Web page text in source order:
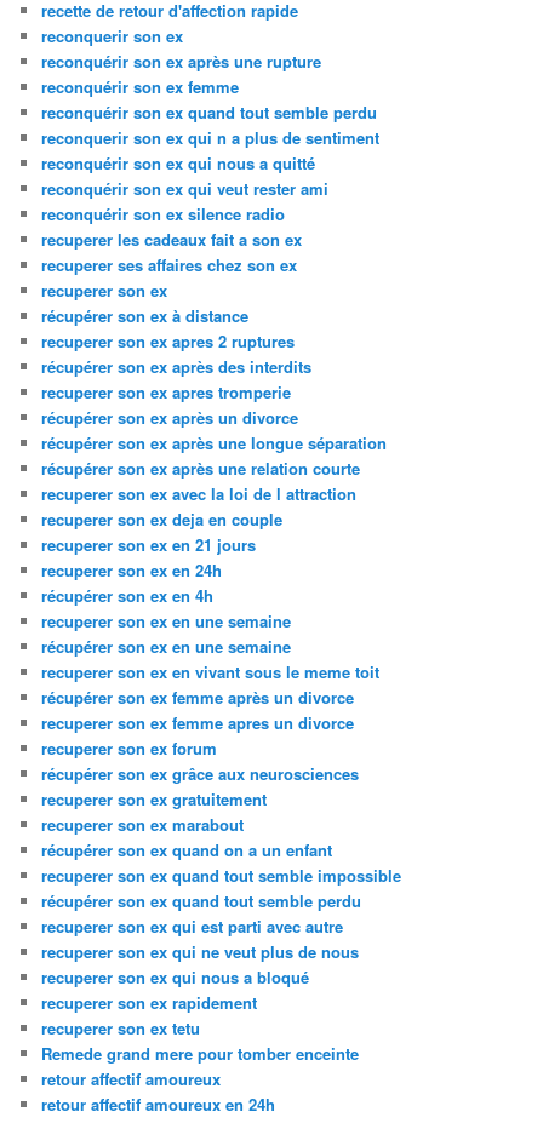
recette de retour d'affection rapide
reconquerir son ex
reconquérir son ex après une rupture
reconquérir son ex femme
reconquérir son ex quand tout semble perdu
reconquerir son ex qui n a plus de sentiment
reconquérir son ex qui nous a quitté
reconquérir son ex qui veut rester ami
reconquérir son ex silence radio
recuperer les cadeaux fait a son ex
recuperer ses affaires chez son ex
recuperer son ex
récupérer son ex à distance
recuperer son ex apres 2 ruptures
récupérer son ex après des interdits
recuperer son ex apres tromperie
récupérer son ex après un divorce
récupérer son ex après une longue séparation
récupérer son ex après une relation courte
recuperer son ex avec la loi de l attraction
recuperer son ex deja en couple
recuperer son ex en 21 jours
recuperer son ex en 24h
récupérer son ex en 4h
recuperer son ex en une semaine
récupérer son ex en une semaine
recuperer son ex en vivant sous le meme toit
récupérer son ex femme après un divorce
recuperer son ex femme apres un divorce
recuperer son ex forum
récupérer son ex grâce aux neurosciences
recuperer son ex gratuitement
recuperer son ex marabout
récupérer son ex quand on a un enfant
recuperer son ex quand tout semble impossible
récupérer son ex quand tout semble perdu
recuperer son ex qui est parti avec autre
recuperer son ex qui ne veut plus de nous
recuperer son ex qui nous a bloqué
recuperer son ex rapidement
recuperer son ex tetu
Remede grand mere pour tomber enceinte
retour affectif amoureux
retour affectif amoureux en 24h